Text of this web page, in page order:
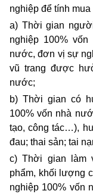
nghiệp để tính
a) Thời gian
nghiệp 100%
nước, đơn vị sự
vũ trang được
nước;
b) Thời gian có
100% vốn nhà
tạo, công tác…),
đau; thai sản; tai
c) Thời gian làm
phẩm, khối lượng
nghiệp 100% vốn